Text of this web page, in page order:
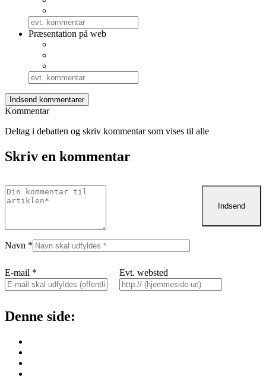
Præsentation på web
Kommentar
Deltag i debatten og skriv kommentar som vises til alle
Skriv en kommentar
Navn *
E-mail * Evt. websted
Denne side: